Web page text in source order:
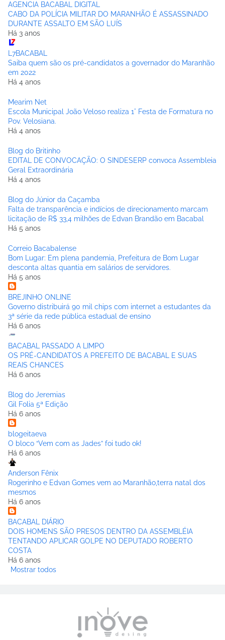
AGENCIA BACABAL DIGITAL
CABO DA POLÍCIA MILITAR DO MARANHÃO É ASSASSINADO
DURANTE ASSALTO EM SÃO LUÍS
Há 3 anos
L7BACABAL
Saiba quem são os pré-candidatos a governador do Maranhão
em 2022
Há 4 anos
Mearim Net
Escola Municipal João Veloso realiza 1° Festa de Formatura no
Pov. Velosiana.
Há 4 anos
Blog do Britinho
EDITAL DE CONVOCAÇÃO: O SINDESERP convoca Assembleia
Geral Extraordinária
Há 4 anos
Blog do Júnior da Caçamba
Falta de transparência e indícios de direcionamento marcam
licitação de R$ 33,4 milhões de Edvan Brandão em Bacabal
Há 5 anos
Correio Bacabalense
Bom Lugar: Em plena pandemia, Prefeitura de Bom Lugar
desconta altas quantia em salários de servidores.
Há 5 anos
BREJINHO ONLINE
Governo distribuirá 90 mil chips com internet a estudantes da
3ª série da rede pública estadual de ensino
Há 6 anos
BACABAL PASSADO A LIMPO
OS PRÉ-CANDIDATOS A PREFEITO DE BACABAL E SUAS
REAIS CHANCES
Há 6 anos
Blog do Jeremias
Gil Folia 5ª Edição
Há 6 anos
blogeitaeva
O bloco “Vem com as Jades” foi tudo ok!
Há 6 anos
Anderson Fênix
Rogerinho e Edvan Gomes vem ao Maranhão,terra natal dos
mesmos
Há 6 anos
BACABAL DIÁRIO
DOIS HOMENS SÃO PRESOS DENTRO DA ASSEMBLÉIA
TENTANDO APLICAR GOLPE NO DEPUTADO ROBERTO
COSTA
Há 6 anos
Mostrar todos